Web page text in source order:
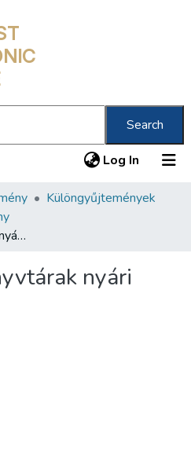
Search
Log In (current)
Különgyűjtemények
Véget ért a könyvtárak nyári "vakációja"
nyári